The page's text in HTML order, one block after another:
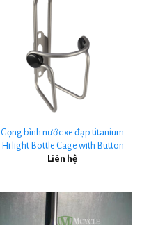
Gọng bình nước xe đạp titanium
Hi light Bottle Cage with Button
Liên hệ